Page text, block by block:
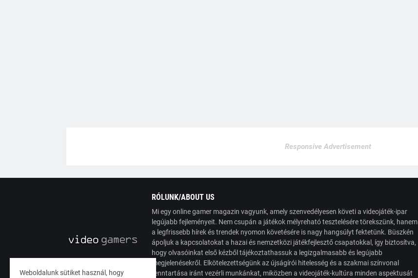
Responsive Advertisement
RÓLUNK/ABOUT US
Mi egy online gamer magazin vagyunk, amely szenvedélyesen követi a videojáték-ipar
legújabb fejleményeit. Nem csupán a játékok mélyreható tesztelésére törekszünk, hanem
a legfrissebb hírek és trendek nyomon követésére is nagy hangsúlyt fektetünk. Büszkén
ápoljuk a kapcsolatokat a hazai és nemzetközi játékfejlesztő csapatokkal, így biztosítva,
hogy olvasóinkat első kézből tájékoztathassuk a legizgalmasabb és legújabb
megjelenésekről. Elkötelezettségünk az újságírói hitelesség és a szakmai színvonal
fenntartása iránt vezérli munkánkat, miközben a videojáték-kultúra minden aspektusát
Weboldalunk sütiket használ, hogy